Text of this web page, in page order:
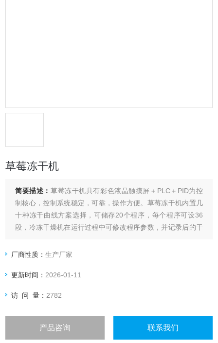
草莓冻干机
简要描述：草莓冻干机具有彩色液晶触摸屏＋PLC＋PID为控
制核心，控制系统稳定，可靠，操作方便。草莓冻干机内置几
十种冻干曲线方案选择，可储存20个程序，每个程序可设36
段，冷冻干燥机在运行过程中可修改程序参数，并记录后的干
厂商性质：生产厂家
更新时间： 2026-01-11
访 问 量： 2782
产品咨询 联系我们